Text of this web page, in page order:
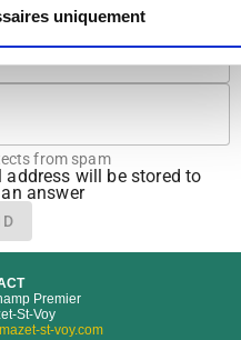
uniquement
from spam
address will be stored to
answer
Premier
St-Voy
st-voy.com